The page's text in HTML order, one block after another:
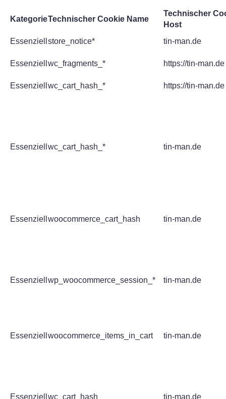
KategorieTechnischer Cookie Name
Technischer
Host
Essenziell store_notice* tin-man.de
Essenziell wc_fragments_* https://tin-man.de
Essenziell wc_cart_hash_* https://tin-man.de
Essenziell wc_cart_hash_* tin-man.de
Essenziell woocommerce_cart_hash tin-man.de
Essenziell wp_woocommerce_session_* tin-man.de
Essenziell woocommerce_items_in_cart tin-man.de
Essenziell wc_cart_hash tin-man.de